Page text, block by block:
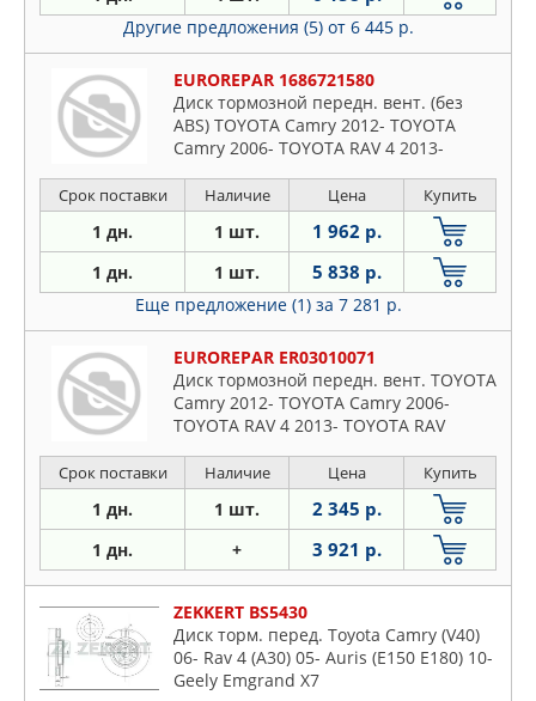
Другие предложения (5) от 6 445 р.
EUROREPAR 1686721580
Диск тормозной передн. вент. (без
ABS) TOYOTA Camry 2012- TOYOTA
Camry 2006- TOYOTA RAV 4 2013-
Срок поставки Наличие Цена Купить
1 дн. 1 шт. 1 962 р.
1 дн. 1 шт. 5 838 р.
Еще предложение (1) за 7 281 р.
EUROREPAR ER03010071
Диск тормозной передн. вент. TOYOTA
Camry 2012- TOYOTA Camry 2006-
TOYOTA RAV 4 2013- TOYOTA RAV
Срок поставки Наличие Цена Купить
1 дн. 1 шт. 2 345 р.
1 дн. + 3 921 р.
ZEKKERT BS5430
Диск торм. перед. Toyota Camry (V40)
06- Rav 4 (A30) 05- Auris (E150 E180) 10-
Geely Emgrand X7